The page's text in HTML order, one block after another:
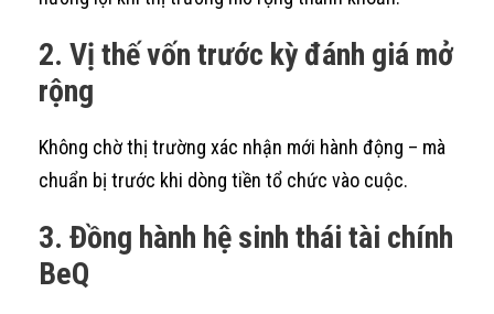
2. Vị thế vốn trước kỳ đánh giá mở
rộng
Không chờ thị trường xác nhận mới hành động – mà
chuẩn bị trước khi dòng tiền tổ chức vào cuộc.
3. Đồng hành hệ sinh thái tài chính
BeQ